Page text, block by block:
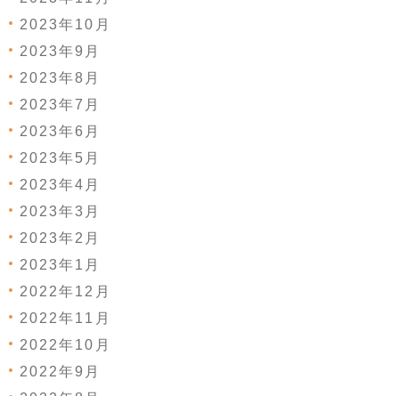
2023年10月
2023年9月
2023年8月
2023年7月
2023年6月
2023年5月
2023年4月
2023年3月
2023年2月
2023年1月
2022年12月
2022年11月
2022年10月
2022年9月